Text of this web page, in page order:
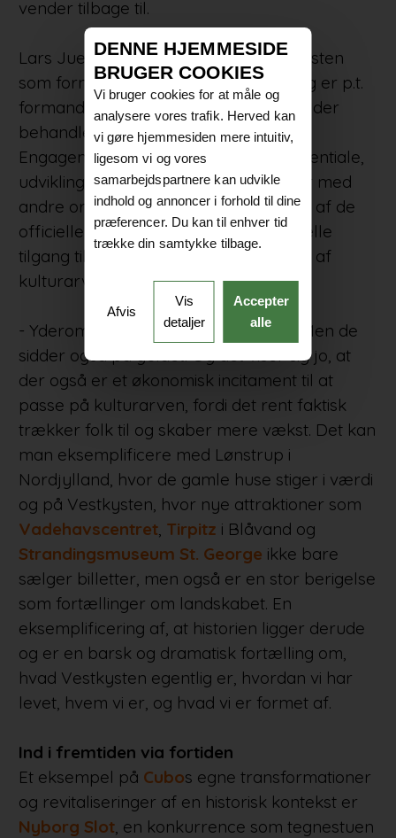
vender tilbage til.
Lars Juel Thiis har tidligere bestridt posten
som formand for Statens Kunstfond og er p.t.
formand for det Særlige Bygningssyn, der
behandler landets fredede bygninger.
Engagementet i kulturarven, dens potentiale,
udviklingsmuligheder og benspænd er med
andre ord til at få øje på – både i form af de
officielle tillidsposter ogCubos generelle
tilgang til bevarelse og transformation af
kulturarven i by og land:
- Yderområderne har problemer, ja. Men de
sidder også på guldet. Og det viser sig jo, at
der også er et økonomisk incitament til at
passe på kulturarven, fordi det rent faktisk
trækker folk til og skaber mere vækst. Det kan
man eksemplificere med Lønstrup i
Nordjylland, hvor de gamle huse stiger i værdi
og på Vestkysten, hvor nye attraktioner som
Vadehavscentret, Tirpitz i Blåvand og
Strandingsmuseum St. George ikke bare
sælger billetter, men også er en stor berigelse
som fortællinger om landskabet. En
eksemplificering af, at historien ligger derude
og er en barsk og dramatisk fortælling om,
hvad Vestkysten egentlig er, hvordan vi har
levet, hvem vi er, og hvad vi er formet af.
Ind i fremtiden via fortiden
Et eksempel på Cubos egne transformationer
og revitaliseringer af en historisk kontekst er
Nyborg Slot, en konkurrence som tegnestuen
DENNE HJEMMESIDE
BRUGER COOKIES
Vi bruger cookies for at måle og
analysere vores trafik. Herved kan
vi gøre hjemmesiden mere intuitiv,
ligesom vi og vores
samarbejdspartnere kan udvikle
indhold og annoncer i forhold til dine
præferencer. Du kan til enhver tid
trække din samtykke tilbage.
Afvis
Vis
detaljer
Accepter
alle